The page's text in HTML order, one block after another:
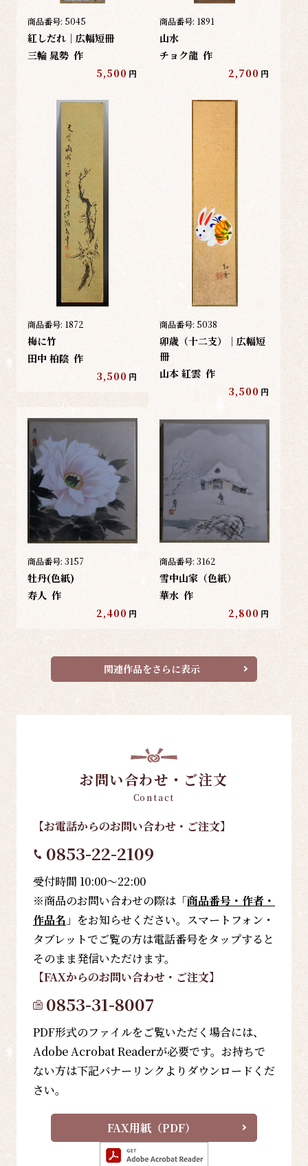
商品番号: 5045
紅しだれ｜広幅短冊
三輪 晁勢 作
5,500 円
商品番号: 1891
山水
チョク龍 作
2,700 円
商品番号: 1872
梅に竹
田中 柏陰 作
3,500 円
商品番号: 5038
卯歳（十二支）｜広幅短
冊
山本 紅雲 作
3,500 円
商品番号: 3157
牡丹(色紙)
寿人 作
2,400 円
商品番号: 3162
雪中山家（色紙）
華水 作
2,800 円
関連作品をさらに表示
お問い合わせ・ご注文
Contact
【お電話からのお問い合わせ・ご注文】
0853-22-2109
受付時間 10:00～22:00
※商品のお問い合わせの際は「商品番号・作者・
作品名 」をお知らせください。スマートフォン・
タブレットでご覧の方は電話番号をタップすると
そのまま発信いただけます。
【FAXからのお問い合わせ・ご注文】
0853-31-8007
PDF形式のファイルをご覧いただく場合には、
Adobe Acrobat Readerが必要です。お持ちで
ない方は下記バナーリンクよりダウンロードくだ
さい。
FAX用紙（PDF）